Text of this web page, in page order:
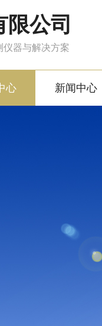
公司
仪器与解决方案
心 新闻中心